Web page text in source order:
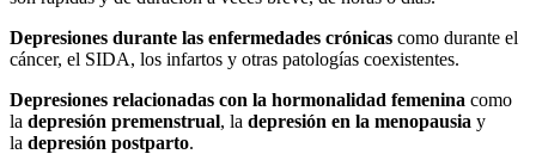
Depresiones durante las enfermedades crónicas como durante el
cáncer, el SIDA, los infartos y otras patologías coexistentes.
Depresiones relacionadas con la hormonalidad femenina como
la depresión premenstrual, la depresión en la menopausia y
la depresión postparto.